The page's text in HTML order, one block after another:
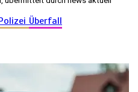
Überfall